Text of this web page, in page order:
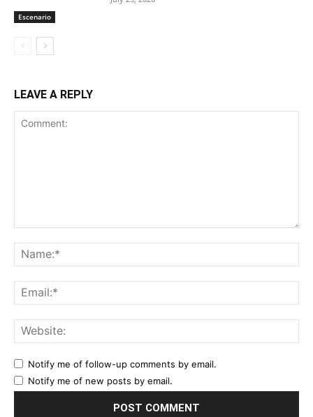
Escenario
LEAVE A REPLY
Notify me of follow-up comments by email.
Notify me of new posts by email.